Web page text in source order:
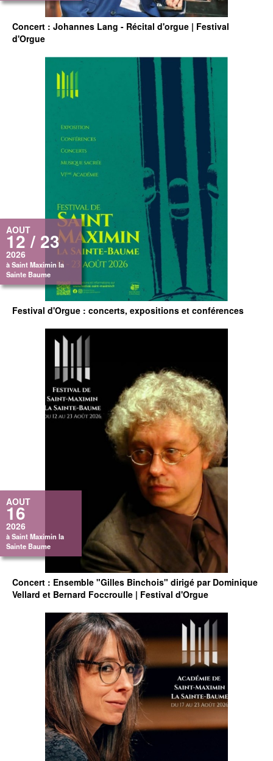
Concert : Johannes Lang - Récital d'orgue | Festival
d'Orgue
AOUT
12 / 23
2026
à Saint Maximin la
Sainte Baume
Festival d'Orgue : concerts, expositions et conférences
AOUT
16
2026
à Saint Maximin la
Sainte Baume
Concert : Ensemble "Gilles Binchois" dirigé par Dominique
Vellard et Bernard Foccroulle | Festival d'Orgue